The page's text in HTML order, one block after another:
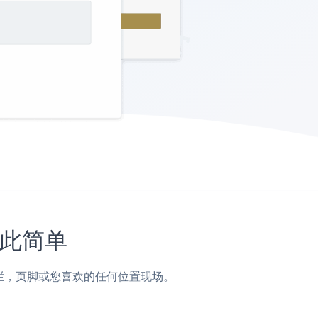
简单
页脚或您喜欢的任何位置现场。